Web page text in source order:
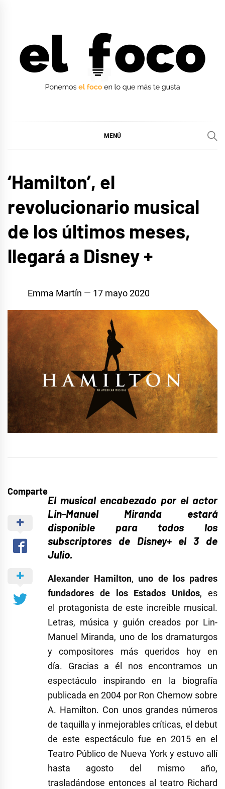
MENÚ
SERIES
Y TV
‘Hamilton’, el
revolucionario musical
de los últimos meses,
llegará a Disney +
Emma Martín 17 mayo 2020
Comparte
El musical encabezado por el actor
Lin-Manuel Miranda estará
disponible para todos los
subscriptores de Disney+ el 3 de
Julio.
Alexander Hamilton, uno de los padres
fundadores de los Estados Unidos, es
el protagonista de este increíble musical.
Letras, música y guión creados por Lin-
Manuel Miranda, uno de los dramaturgos
y compositores más queridos hoy en
día. Gracias a él nos encontramos un
espectáculo inspirando en la biografía
publicada en 2004 por Ron Chernow sobre
A. Hamilton. Con unos grandes números
de taquilla y inmejorables críticas, el debut
de este espectáculo fue en 2015 en el
Teatro Público de Nueva York y estuvo allí
hasta agosto del mismo año,
trasladándose entonces al teatro Richard